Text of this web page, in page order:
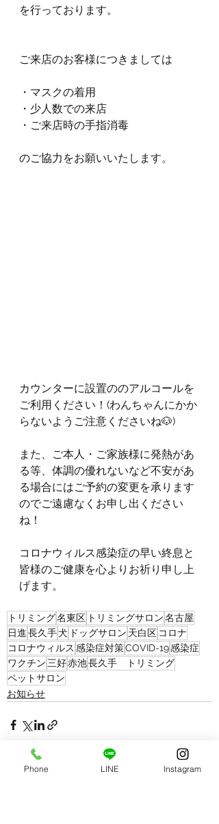
を行っております。
ご来店のお客様につきましては
・マスクの着用
・少人数での来店
・ご来店時の手指消毒
のご協力をお願いいたします。
カウンターに設置ののアルコールを
ご利用ください！(わんちゃんにかか
らないようご注意くださいね🐶)
また、ご本人・ご家族様に発熱があ
る等、体調の優れないなど不安があ
る場合にはご予約の変更を承ります
のでご遠慮なくお申し出ください
ね！
コロナウィルス感染症の早い終息と
皆様のご健康を心よりお祈り申し上
げます。
トリミング名東区 トリミングサロン名古屋
日進長久手犬 ドッグサロン 天白区 コロナ
コロナウィルス 感染症対策COVID-19感染症
ワクチン 三好赤池長久手 トリミング
ペットサロン
お知らせ
Phone LINE Instagram